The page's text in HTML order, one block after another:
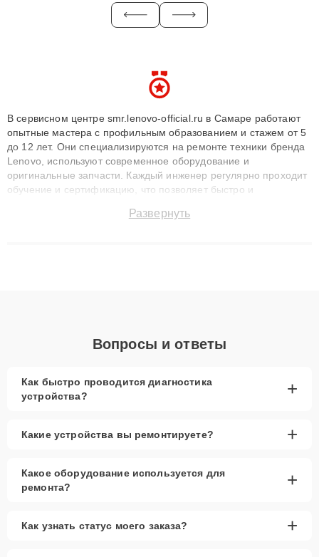
В сервисном центре smr.lenovo-official.ru в Самаре работают
опытные мастера с профильным образованием и стажем от 5
до 12 лет. Они специализируются на ремонте техники бренда
Lenovo, используют современное оборудование и
оригинальные запчасти. Каждый инженер регулярно проходит
обучение и сертификацию, что позволяет быстро и
сохранением гарантии до 3 лет. Наши мастера решают
Развернуть
Вопросы и ответы
Как быстро проводится диагностика
устройства?
+
Какие устройства вы ремонтируете? +
Какое оборудование используется для
ремонта?
+
Как узнать статус моего заказа? +